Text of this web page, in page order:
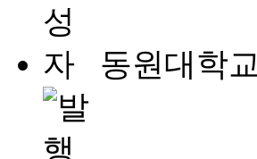
동원대학교